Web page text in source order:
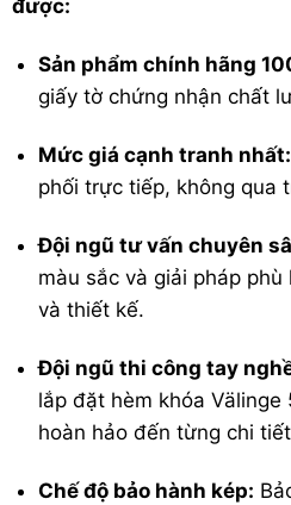
được:
Sản phẩm chính hãng
giấy tờ chứng nhận chất
Mức giá cạnh tranh nhất:
phối trực tiếp, không qua
Đội ngũ tư vấn chuyên
màu sắc và giải pháp
và thiết kế.
Đội ngũ thi công tay
lắp đặt hèm khóa
hoàn hảo đến từng chi
Chế độ bảo hành kép: